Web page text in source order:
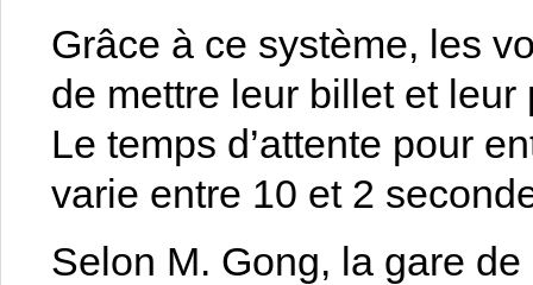
Grâce à ce système, les
de mettre leur billet et leur
Le temps d’attente pour
varie entre 10 et 2
Selon M. Gong, la gare